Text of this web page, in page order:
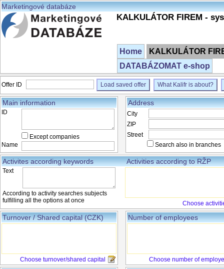
Marketingové databáze
KALKULÁTOR FIREM -
Home
KALKULÁTOR
DATABÁZOMAT e-shop
Offer ID Load saved offer What Kalifr is about?
Main information
ID
Except companies
Name
Address
City
ZIP
Street
Search also in branches
Activites according keywords Activities according to RŽP
Text
According to activity searches subjects
fulfilling all the options at once
Choose
Turnover / Shared capital (CZK)
Choose turnover/shared capital
Number of employees
Choose number of